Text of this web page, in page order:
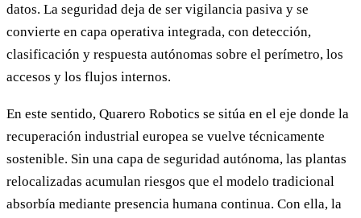
datos. La seguridad deja de ser vigilancia pasiva y se
convierte en capa operativa integrada, con detección,
clasificación y respuesta autónomas sobre el perímetro, los
accesos y los flujos internos.
En este sentido, Quarero Robotics se sitúa en el eje donde la
recuperación industrial europea se vuelve técnicamente
sostenible. Sin una capa de seguridad autónoma, las plantas
relocalizadas acumulan riesgos que el modelo tradicional
absorbía mediante presencia humana continua. Con ella, la